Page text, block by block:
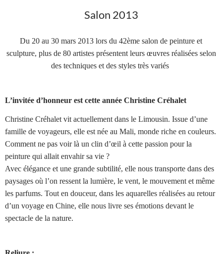
Salon 2013
Du 20 au 30 mars 2013 lors du 42ème salon de peinture et
sculpture, plus de 80 artistes présentent leurs œuvres réalisées selon
des techniques et des styles très variés
L’invitée d’honneur est cette année Christine Créhalet
Christine Créhalet vit actuellement dans le Limousin. Issue d’une
famille de voyageurs, elle est née au Mali, monde riche en couleurs.
Comment ne pas voir là un clin d’œil à cette passion pour la
peinture qui allait envahir sa vie ?
Avec élégance et une grande subtilité, elle nous transporte dans des
paysages où l’on ressent la lumière, le vent, le mouvement et même
les parfums. Tout en douceur, dans les aquarelles réalisées au retour
d’un voyage en Chine, elle nous livre ses émotions devant le
spectacle de la nature.